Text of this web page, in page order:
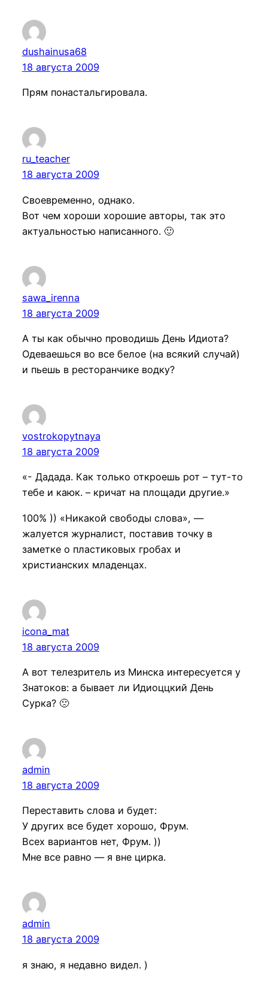
dushainusa68
18 августа 2009
Прям понастальгировала.
ru_teacher
18 августа 2009
Своевременно, однако.
Вот чем хороши хорошие авторы, так это
актуальностью написанного. 🙂
sawa_irenna
18 августа 2009
А ты как обычно проводишь День Идиота?
Одеваешься во все белое (на всякий случай)
и пьешь в ресторанчике водку?
vostrokopytnaya
18 августа 2009
«- Дадада. Как только откроешь рот – тут-то
тебе и каюк. – кричат на площади другие.»
100% )) «Никакой свободы слова», —
жалуется журналист, поставив точку в
заметке о пластиковых гробах и
христианских младенцах.
icona_mat
18 августа 2009
А вот телезритель из Минска интересуется у
Знатоков: а бывает ли Идиоццкий День
Сурка? 🙁
admin
18 августа 2009
Переставить слова и будет:
У других все будет хорошо, Фрум.
Всех вариантов нет, Фрум. ))
Мне все равно — я вне цирка.
admin
18 августа 2009
я знаю, я недавно видел. )